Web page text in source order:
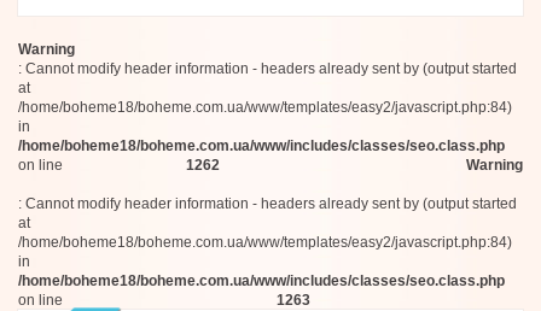
Warning
: Cannot modify header information - headers already sent by (output started
at
/home/boheme18/boheme.com.ua/www/templates/easy2/javascript.php:84)
in
/home/boheme18/boheme.com.ua/www/includes/classes/seo.class.php
on line
1262 Warning
: Cannot modify header information - headers already sent by (output started
at
/home/boheme18/boheme.com.ua/www/templates/easy2/javascript.php:84)
in
/home/boheme18/boheme.com.ua/www/includes/classes/seo.class.php
on line
1263